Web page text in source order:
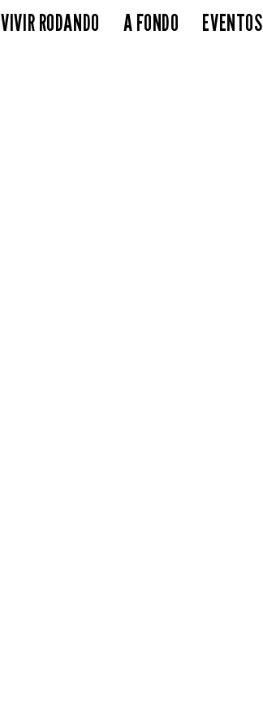
VIVIR RODANDO A FONDO EVENTOS